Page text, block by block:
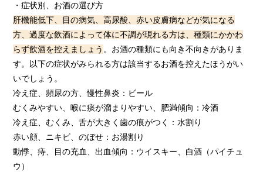
・症状別、お酒の選び方
肝機能低下、目の病気、高尿酸、赤い皮膚病などが気になる
方、過度な飲酒によって体に不調が現れる方は、種類にかかわ
らず飲酒を控えましょう 。お酒の種類にも向き不向きがありま
す。以下の症状がみられる方は該当するお酒を控えたほうがい
いでしょう。
冷え症、頻尿の方、慢性鼻炎：ビール
むくみやすい、喉に痰が溜まりやすい、肥満傾向：冷酒
冷え症、むくみ、舌が大きく歯の痕がつく：水割り
赤い顔、ニキビ、のぼせ：お湯割り
動悸、痔、目の充血、出血傾向：ウイスキー、白酒（パイチュ
ウ）